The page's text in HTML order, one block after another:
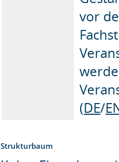
vor
(DE/
Strukturbaum